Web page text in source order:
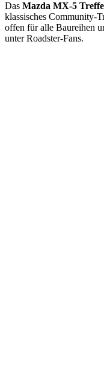
Das Mazda MX-5
klassisches Community-
offen für alle Baureihen
unter Roadster-Fans.